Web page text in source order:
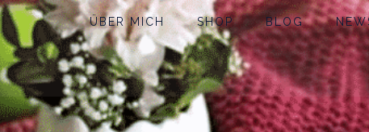
ÜBER MICH SHOP BLOG